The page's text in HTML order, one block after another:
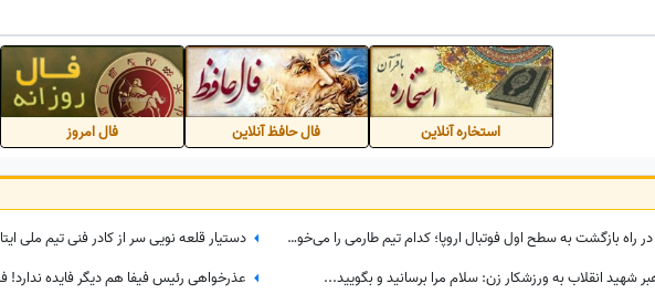
استخاره آنلاین فال حافظ آنلاین فال امروز
طارمی در راه بازگشت به سطح اول فوتبال اروپا؛ کدام تیم طارمی را می‌خواهد؟
دستیار قلعه نویی سر از کادر فنی تیم ملی
شهید انقلاب به ورزشکار زن: سلام مرا برسانید و بگویید...